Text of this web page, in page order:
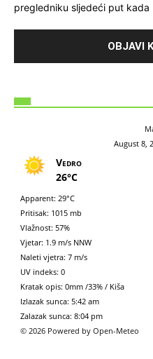
pregledniku sljedeći put kada
August 8,
Vedro
26°C
Apparent: 29°C
Pritisak: 1015 mb
Vlažnost: 57%
Vjetar: 1.9 m/s NNW
Naleti vjetra: 7 m/s
UV indeks: 0
Kratak opis: 0mm /33% / Kiša
Izlazak sunca: 5:42 am
Zalazak sunca: 8:04 pm
© 2026 Powered by Open-Meteo